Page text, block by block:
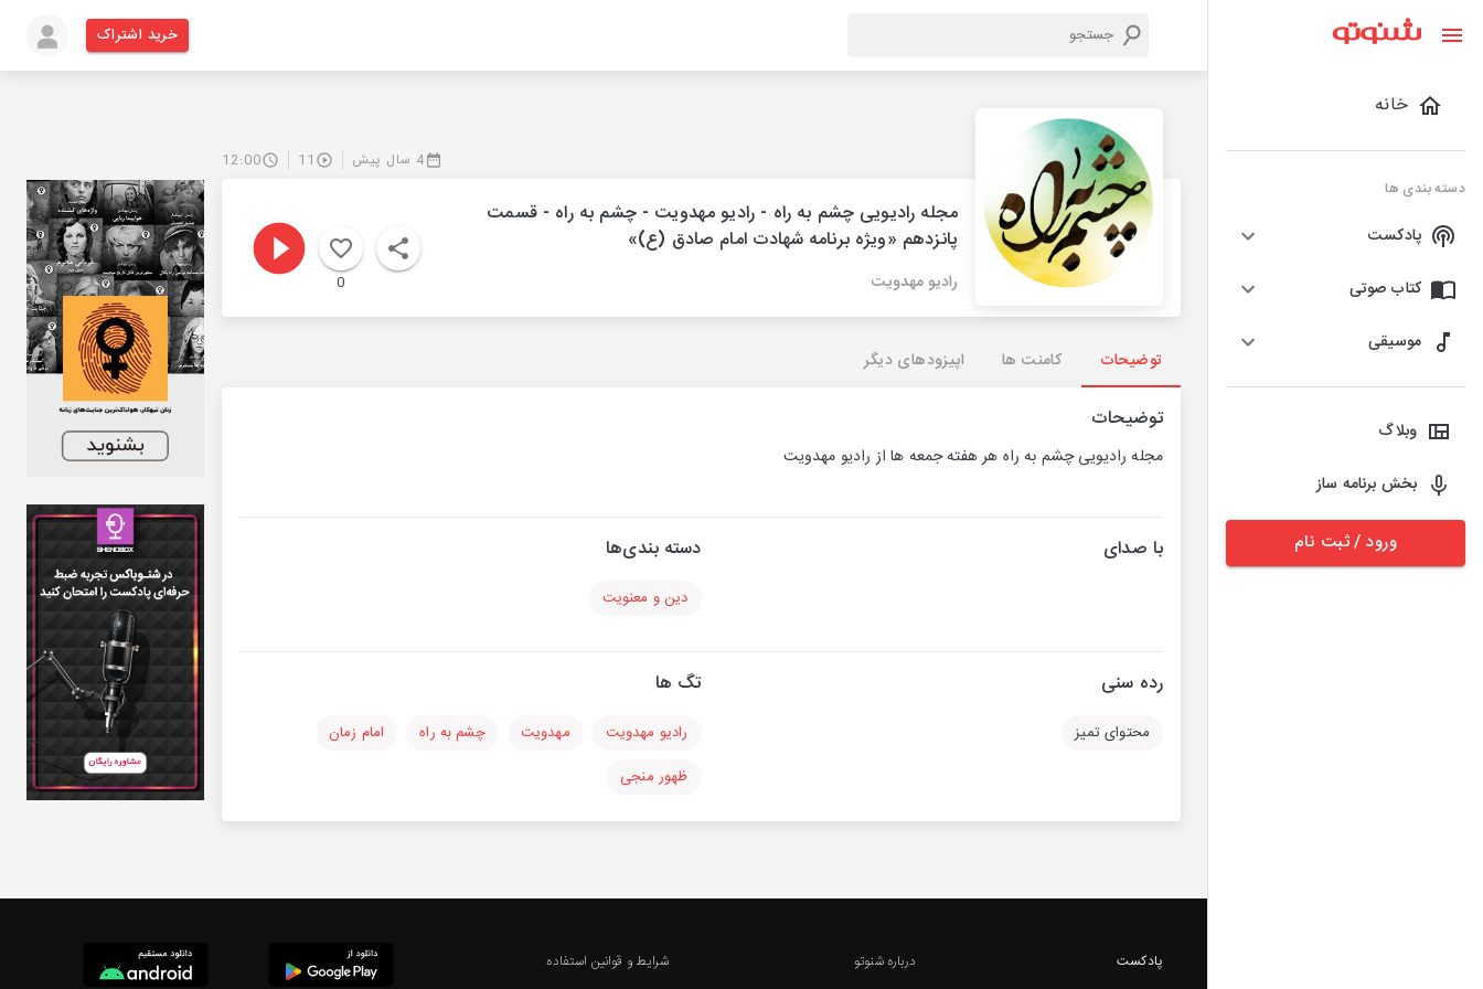
خانه
دسته بندی ها
پادکست
کتاب صوتی
موسیقی
وبلاگ
بخش برنامه ساز
ورود / ثبت نام
خرید اشتراک
4 سال پیش 11
12:00
مجله رادیویی چشم به راه - رادیو مهدویت - چشم به راه - قسمت
پانزدهم «ویژه برنامه شهادت امام صادق (ع)»
رادیو مهدویت 0
توضیحات کامنت ها اپیزودهای دیگر
توضیحات
مجله رادیویی چشم به راه هر هفته جمعه ها از رادیو مهدویت
با صدای دسته بندی‌ها
دین و معنویت
رده سنی
محتوای تمیز
تگ ها
رادیو مهدویت مهدویت چشم به راه
امام زمان
ظهور منجی
پادکست
درباره شنوتو
شرایط و قوانین استفاده